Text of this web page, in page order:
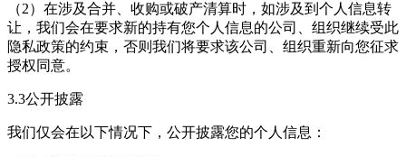
（2）在涉及合并、收购或破产清算时，如涉及到个人信息转
让，我们会在要求新的持有您个人信息的公司、组织继续受此
隐私政策的约束，否则我们将要求该公司、组织重新向您征求
授权同意。
3.3公开披露
我们仅会在以下情况下，公开披露您的个人信息：